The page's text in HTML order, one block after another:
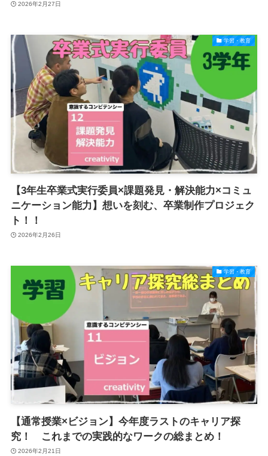
2026年2月27日
学習・教育
【3年生卒業式実行委員×課題発見・解決能力×コミュ
ニケーション能力】想いを刻む、卒業制作プロジェク
ト！！
2026年2月26日
学習・教育
【通常授業×ビジョン】今年度ラストのキャリア探
究！ これまでの実践的なワークの総まとめ！
2026年2月21日